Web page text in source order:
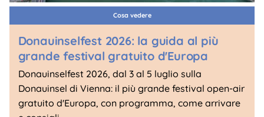
Cosa vedere
Donauinselfest 2026: la guida al più
grande festival gratuito d'Europa
Donauinselfest 2026, dal 3 al 5 luglio sulla
Donauinsel di Vienna: il più grande festival open-air
gratuito d'Europa, con programma, come arrivare